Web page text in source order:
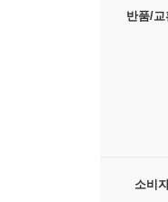
반품/
소비